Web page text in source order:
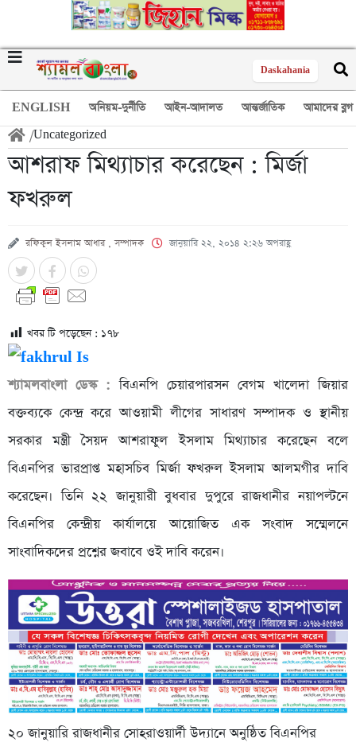
Daskahania
ENGLISH অনিয়ম-দুর্নীতি আইন-আদালত আন্তর্জাতিক আমাদের ব্লগ
/Uncategorized
আশরাফ মিথ্যাচার করেছেন : মির্জা
ফখরুল
রফিকুল ইসলাম আধার , সম্পাদক জানুয়ারি ২২, ২০১৪ ২:২৬ অপরাহ্ণ
খবর টি পড়েছেন : ১৭৮
শ্যামলবাংলা ডেস্ক : বিএনপি চেয়ারপারসন বেগম খালেদা জিয়ার
বক্তব্যকে কেন্দ্র করে আওয়ামী লীগের সাধারণ সম্পাদক ও স্থানীয়
সরকার মন্ত্রী সৈয়দ আশরাফুল ইসলাম মিথ্যাচার করেছেন বলে
বিএনপির ভারপ্রাপ্ত মহাসচিব মির্জা ফখরুল ইসলাম আলমগীর দাবি
করেছেন। তিনি ২২ জানুয়ারী বুধবার দুপুরে রাজধানীর নয়াপল্টনে
বিএনপির কেন্দ্রীয় কার্যালয়ে আয়োজিত এক সংবাদ সম্মেলনে
সাংবাদিকদের প্রশ্নের জবাবে ওই দাবি করেন।
২০ জানুয়ারি রাজধানীর সোহরাওয়ার্দী উদ্যানে অনুষ্ঠিত বিএনপির